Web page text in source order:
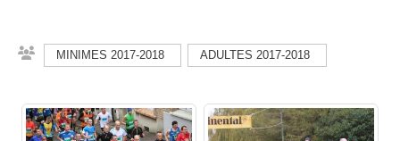
MINIMES 2017-2018 ADULTES 2017-2018